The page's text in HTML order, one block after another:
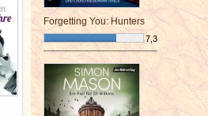
Forgetting You: Hunters
7,3
¯¯¯¯¯¯¯¯¯¯¯¯¯¯¯¯¯¯¯¯¯¯¯¯